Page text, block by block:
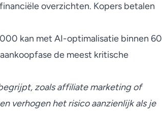
overzichten. Kopers betalen
kan met AI-optimalisatie binnen 60
de meest kritische
zoals affiliate marketing of
verhogen het risico aanzienlijk als je